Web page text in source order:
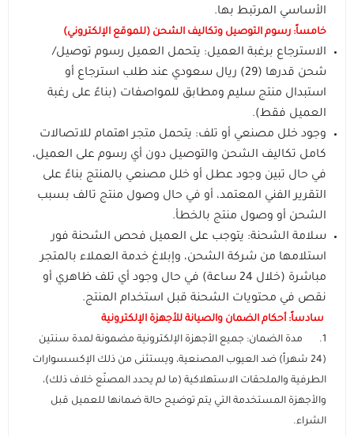
الأساسي المرتبط بها.
خامساً: رسوم التوصيل وتكاليف الشحن (للموقع الإلكتروني)
الاسترجاع برغبة العميل: يتحمل العميل رسوم توصيل/
شحن قدرها (29) ريال سعودي عند طلب استرجاع أو
استبدال منتج سليم ومطابق للمواصفات (بناءً على رغبة
العميل فقط).
وجود خلل مصنعي أو تلف: يتحمل متجر اهتمام للاتصالات
كامل تكاليف الشحن والتوصيل دون أي رسوم على العميل،
في حال تبين وجود عطل أو خلل مصنعي بالمنتج بناءً على
التقرير الفني المعتمد، أو في حال وصول منتج تالف بسبب
الشحن أو وصول منتج بالخطأ.
سلامة الشحنة: يتوجب على العميل فحص الشحنة فور
استلامها من شركة الشحن، وإبلاغ خدمة العملاء بالمتجر
مباشرة (خلال 24 ساعة) في حال وجود أي تلف ظاهري أو
نقص في محتويات الشحنة قبل استخدام المنتج.
️ سادساً: أحكام الضمان والصيانة للأجهزة الإلكترونية
1. مدة الضمان: جميع الأجهزة الإلكترونية مضمونة لمدة سنتين
(24 شهراً) ضد العيوب المصنعية، ويستثنى من ذلك الإكسسوارات
الطرفية والملحقات الاستهلاكية (ما لم يحدد المصنّع خلاف ذلك)،
والأجهزة المستخدمة التي يتم توضيح حالة ضمانها للعميل قبل
الشراء.